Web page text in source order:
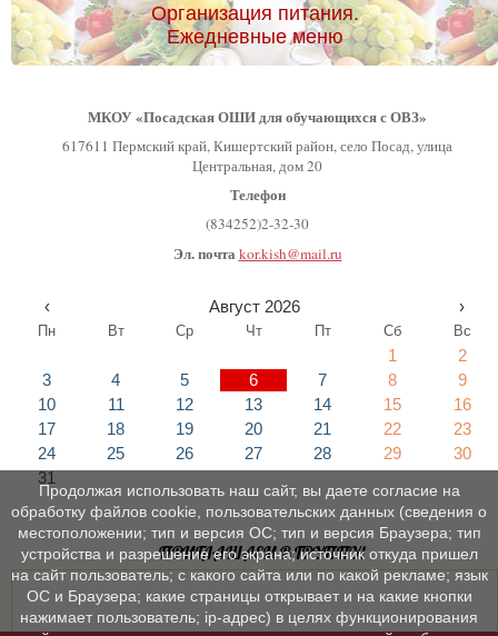
Организация питания.
Ежедневные меню
МКОУ «Посадская ОШИ для обучающихся с ОВЗ»
617611 Пермский край, Кишертский район, село Посад, улица
Центральная, дом 20
Телефон
(834252)2-32-30
Эл. почта kor.kish@mail.ru
‹ Август 2026 ›
Пн Вт Ср Чт Пт Сб Вс
1
2
3
4 5 6 7 8
9
10
11 12 13 14 15
16
17
18 19 20 21 22
23
24
25 26 27 28 29
30
31
ПРИГЛАШАЕМ В ГРУППУ!
Продолжая использовать наш сайт, вы даете согласие на
обработку файлов cookie, пользовательских данных (сведения о
местоположении; тип и версия ОС; тип и версия Браузера; тип
устройства и разрешение его экрана; источник откуда пришел
на сайт пользователь; с какого сайта или по какой рекламе; язык
ОС и Браузера; какие страницы открывает и на какие кнопки
нажимает пользователь; ip-адрес) в целях функционирования